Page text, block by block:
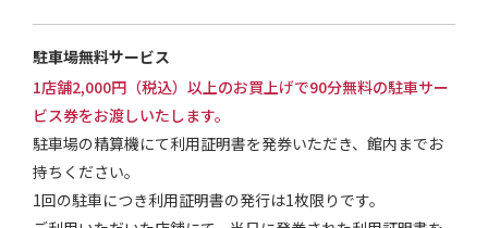
駐車場無料サービス
1店舗2,000円（税込）以上のお買上げで90分無料の駐車サー
ビス券をお渡しいたします。
駐車場の精算機にて利用証明書を発券いただき、館内までお
持ちください。
1回の駐車につき利用証明書の発行は1枚限りです。